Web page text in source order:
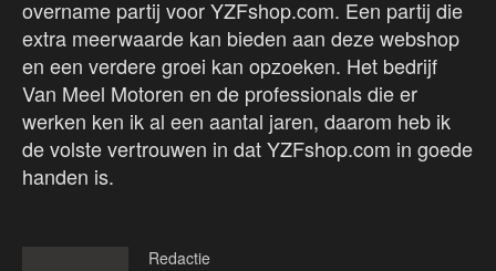
overname partij voor YZFshop.com. Een partij die
extra meerwaarde kan bieden aan deze webshop
en een verdere groei kan opzoeken. Het bedrijf
Van Meel Motoren en de professionals die er
werken ken ik al een aantal jaren, daarom heb ik
de volste vertrouwen in dat YZFshop.com in goede
handen is.
Redactie